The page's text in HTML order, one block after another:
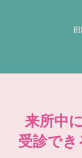
来所中
受診で